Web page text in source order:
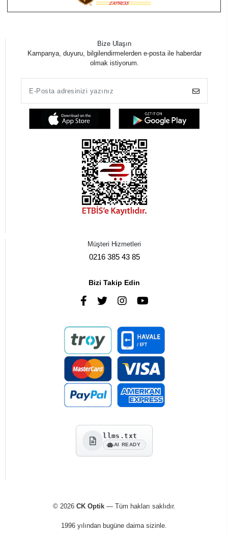
Bize Ulaşın
Kampanya, duyuru, bilgilendirmelerden e-posta ile haberdar
olmak istiyorum.
Müşteri Hizmetleri
0216 385 43 85
Bizi Takip Edin
llms.txt
AI READY
© 2026 CK Optik— Tüm hakları saklıdır.
1996 yılından bugüne daima sizinle.